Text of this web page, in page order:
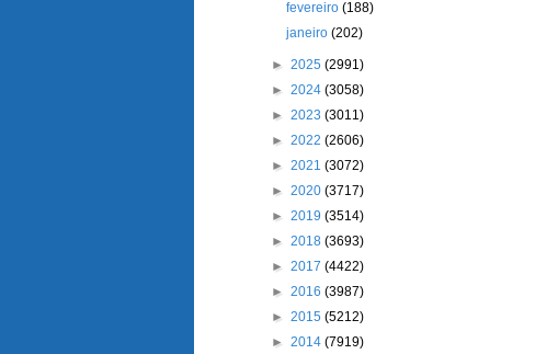
fevereiro(188)
janeiro(202)
► 2025 (2991)
► 2024 (3058)
► 2023 (3011)
► 2022 (2606)
► 2021 (3072)
► 2020 (3717)
► 2019 (3514)
► 2018 (3693)
► 2017 (4422)
► 2016 (3987)
► 2015 (5212)
► 2014 (7919)